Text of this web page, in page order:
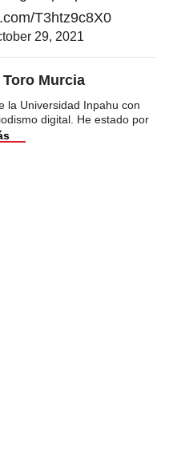
T3htz9c8X0
29, 2021
Murcia
la Universidad Inpahu con
digital. He estado por